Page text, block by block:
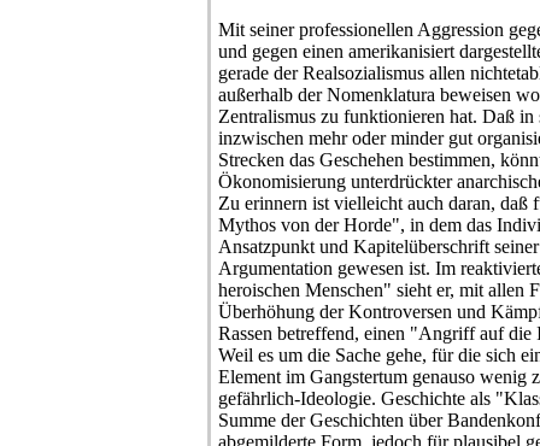
Mit seiner professionellen Aggression
und gegen einen amerikanisiert
gerade der Realsozialismus allen
außerhalb der Nomenklatura beweisen
Zentralismus zu funktionieren hat. Daß in
inzwischen mehr oder minder gut
Strecken das Geschehen bestimmen,
Ökonomisierung unterdrückter
Zu erinnern ist vielleicht auch daran, daß
Mythos von der Horde", in dem das
Ansatzpunkt und Kapitelüberschrift
Argumentation gewesen ist. Im
heroischen Menschen" sieht er, mit allen
Überhöhung der Kontroversen und
Rassen betreffend, einen "Angriff auf die
Weil es um die Sache gehe, für die sich
Element im Gangstertum genauso wenig
gefährlich-Ideologie. Geschichte als
Summe der Geschichten über
abgemilderte Form, jedoch für plausibel